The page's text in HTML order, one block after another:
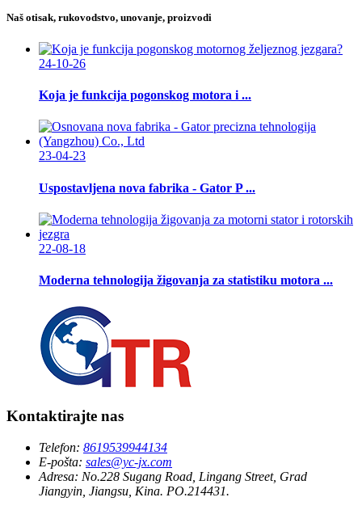
Naš otisak, rukovodstvo, unovanje, proizvodi
24-10-26
Koja je funkcija pogonskog motora i ...
23-04-23
Uspostavljena nova fabrika - Gator P ...
22-08-18
Moderna tehnologija žigovanja za statistiku motora ...
Kontaktirajte nas
Telefon: 8619539944134
E-pošta: sales@yc-jx.com
Adresa: No.228 Sugang Road, Lingang Street, Grad
Jiangyin, Jiangsu, Kina. PO.214431.